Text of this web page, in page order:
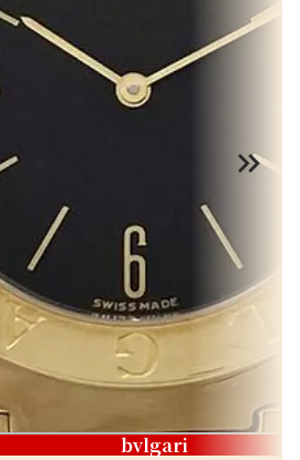
bvlgari